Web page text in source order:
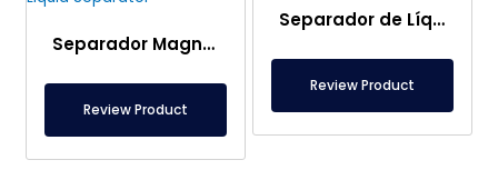
Separador Magnético de Líquidos Ø129×250 mm
Review Product
Separador de Líquidos de Ø129×500 mm – Imán Separador de Virutas para Fluidos de Rectificado
Review Product